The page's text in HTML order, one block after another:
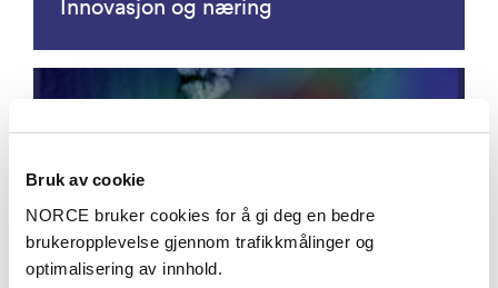
Bruk av cookie
NORCE bruker cookies for å gi deg en bedre
brukeropplevelse gjennom trafikkmålinger og
optimalisering av innhold.
Innovasjon og næring
Jordobservasjon